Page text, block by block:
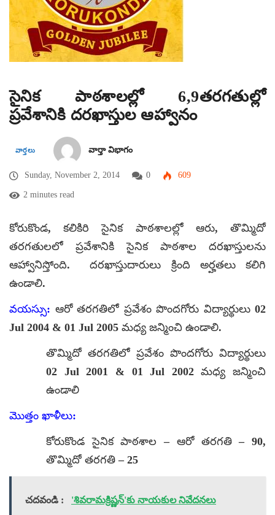
సైనిక పాఠశాలల్లో 6,9తరగతుల్లో
ప్రవేశానికి దరఖాస్తుల ఆహ్వానం
వార్తలు వార్తా విభాగం
Sunday, November 2, 2014 0 609
2 minutes read
కోరుకొండ, కలికిరి సైనిక పాఠశాలల్లో ఆరు, తొమ్మిదో
తరగతులలో ప్రవేశానికి సైనిక పాఠశాల దరఖాస్తులను
ఆహ్వానిస్తోంది. దరఖాస్తుదారులు క్రింది అర్హతలు కలిగి
ఉండాలి.
వయస్సు: ఆరో తరగతిలో ప్రవేశం పొందగోరు విద్యార్థులు 02
Jul 2004 & 01 Jul 2005 మధ్య జన్మించి ఉండాలి.
తొమ్మిదో తరగతిలో ప్రవేశం పొందగోరు విద్యార్థులు
02 Jul 2001 & 01 Jul 2002 మధ్య జన్మించి
ఉండాలి
మొత్తం ఖాళీలు:
కోరుకొండ సైనిక పాఠశాల – ఆరో తరగతి – 90,
తొమ్మిదో తరగతి – 25
చదవండి : 'శివరామక్రిష్ణన్'కు నాయకుల నివేదనలు